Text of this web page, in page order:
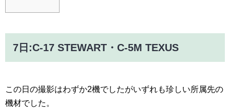
7日:C-17 STEWART・C-5M TEXUS
この日の撮影はわずか2機でしたがいずれも珍しい所属先の
機材でした。